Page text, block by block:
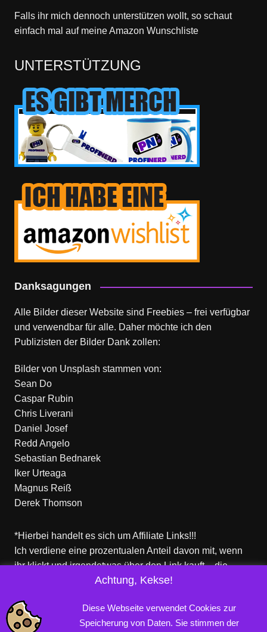
Falls ihr mich dennoch unterstützen wollt, so schaut
einfach mal auf meine Amazon Wunschliste
UNTERSTÜTZUNG
Danksagungen
Alle Bilder dieser Website sind Freebies – frei verfügbar
und verwendbar für alle. Daher möchte ich den
Publizisten der Bilder Dank zollen:
Bilder von Unsplash stammen von:
Sean Do
Caspar Rubin
Chris Liverani
Daniel Josef
Redd Angelo
Sebastian Bednarek
Iker Urteaga
Magnus Reiß
Derek Thomson
*Hierbei handelt es sich um Affiliate Links!!!
Ich verdiene eine prozentualen Anteil davon mit, wenn
ihr klickt und irgendetwas über den Link kauft – die
Produkte dort sind aber nicht von mir!
Achtung, Kekse!
Diese Webseite verwendet Cookies zur
Speicherung von Daten. Sie stimmen der